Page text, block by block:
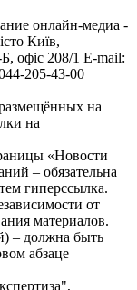
онлайн-медиа -
Київ,
208/1 E-mail:
205-43-00
на
на
«Новости
– обязательна
гиперссылка.
от
материалов.
– должна быть
абзаце